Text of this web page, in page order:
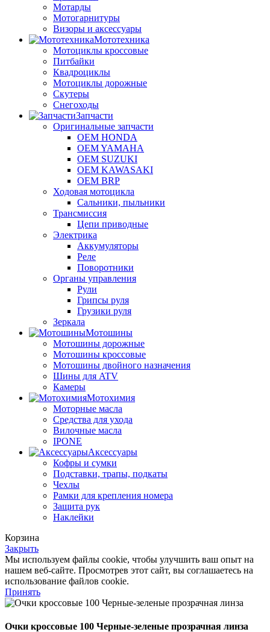
Мотарды
Мотогарнитуры
Визоры и аксессуары
Мототехника
Мотоциклы кроссовые
Питбайки
Квадроциклы
Мотоциклы дорожные
Скутеры
Снегоходы
Запчасти
Оригинальные запчасти
OEM HONDA
OEM YAMAHA
OEM SUZUKI
OEM KAWASAKI
OEM BRP
Ходовая мотоцикла
Сальники, пыльники
Трансмиссия
Цепи приводные
Электрика
Аккумуляторы
Реле
Поворотники
Органы управления
Рули
Грипсы руля
Грузики руля
Зеркала
Мотошины
Мотошины дорожные
Мотошины кроссовые
Мотошины двойного назначения
Шины для ATV
Камеры
Мотохимия
Моторные масла
Средства для ухода
Вилочные масла
IPONE
Аксессуары
Кофры и сумки
Подставки, трапы, подкаты
Чехлы
Рамки для крепления номера
Защита рук
Наклейки
Корзина
Закрыть
Мы используем файлы cookie, чтобы улучшить ваш опыт на
нашем веб-сайте. Просмотрев этот сайт, вы соглашаетесь на
использование файлов cookie.
Принять
Очки кроссовые 100 Черные-зеленые прозрачная линза